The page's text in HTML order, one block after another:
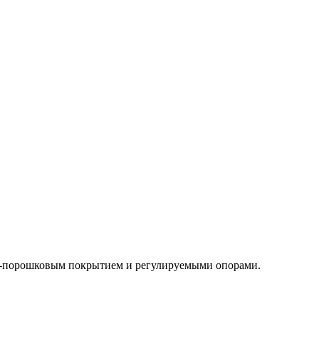
порошковым покрытием и регулируемыми опорами.